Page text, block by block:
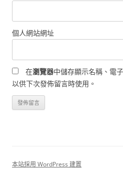
個人網站網址
在瀏覽器中儲存顯示名稱、電
以供下次發佈留言時使用。
本站採用 WordPress 建置